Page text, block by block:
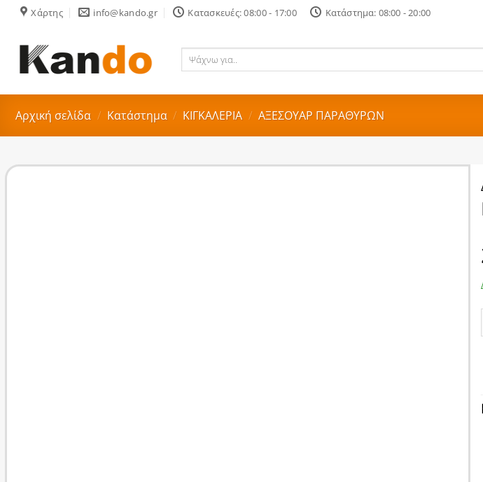
Skip
content
Χάρτης info@kando.gr Κατασκευές: 08:00 - 17:00 Κατάστημα: 08:00 - 20:00
Ψάχνω
Αρχική σελίδα / Κατάστημα / ΚΙΓΚΑΛΕΡΙΑ / ΑΞΕΣΟΥΑΡ ΠΑΡΑΘΥΡΩΝ